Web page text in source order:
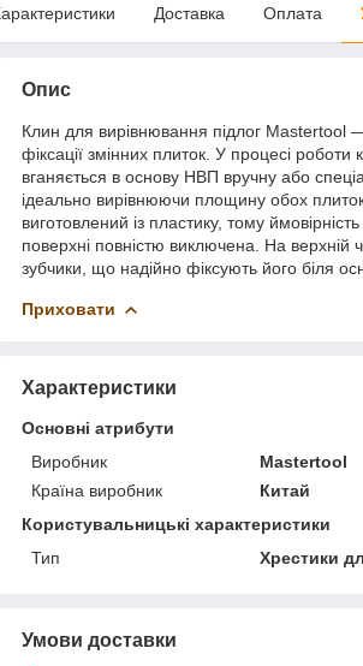
Доставка Оплата
Опис
Клин для вирівнювання підлог Mastertool
фіксації змінних плиток. У процесі роботи
вганяється в основу НВП вручну або
ідеально вирівнюючи площину обох
виготовлений із пластику, тому
поверхні повністю виключена. На верхній
зубчики, що надійно фіксують його біля
Приховати
Характеристики
Основні атрибути
Виробник
Mastertool
Країна виробник
Китай
Користувальницькі характеристики
Тип
Хрестики
Умови доставки